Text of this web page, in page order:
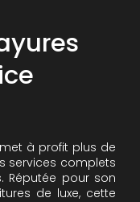
à profit plus de
services complets
Réputée pour son
de luxe, cette